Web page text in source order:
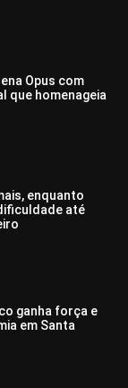
Opus com
que homenageia
enquanto
até
ganha força e
em Santa